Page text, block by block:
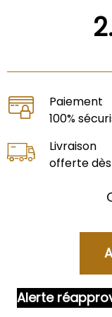
2
Paiement
100%
Livraison
offerte dès
Alerte